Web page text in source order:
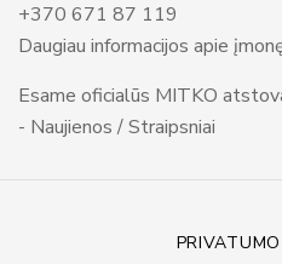
+370 671 87 119
Daugiau informacijos apie
Esame oficialūs MITKO
- Naujienos / Straipsniai